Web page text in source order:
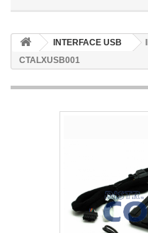
INTERFACE USB
CTALXUSB001